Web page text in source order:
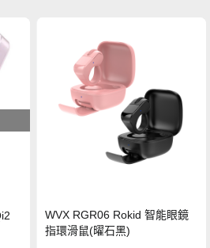
WVX RGR06 Rokid 智能眼鏡
指環滑鼠(曜石黑)